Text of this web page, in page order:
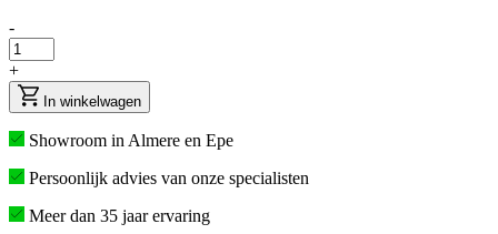
-
+
In winkelwagen
Showroom in Almere en Epe
Persoonlijk advies van onze specialisten
Meer dan 35 jaar ervaring